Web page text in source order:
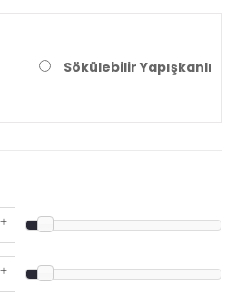
Sökülebilir Yapışkanlı